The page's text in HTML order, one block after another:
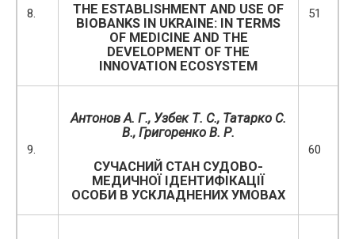
8.
THE ESTABLISHMENT AND USE OF
BIOBANKS IN UKRAINE: IN TERMS
OF MEDICINE AND THE
DEVELOPMENT OF THE
INNOVATION ECOSYSTEM
51
9.
Антонов А. Г., Узбек Т. С., Татарко С.
В., Григоренко В. Р.
СУЧАСНИЙ СТАН СУДОВО-
МЕДИЧНОЇ ІДЕНТИФІКАЦІЇ
ОСОБИ В УСКЛАДНЕНИХ УМОВАХ
60